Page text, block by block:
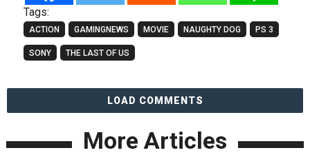
Tags:
ACTION GAMINGNEWS MOVIE NAUGHTY DOG PS 3
SONY THE LAST OF US
LOAD COMMENTS
More Articles